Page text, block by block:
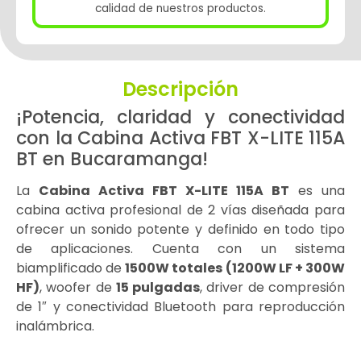
calidad de nuestros productos.
Descripción
¡Potencia, claridad y conectividad
con la Cabina Activa FBT X-LITE 115A
BT en Bucaramanga!
La Cabina Activa FBT X-LITE 115A BT es una
cabina activa profesional de 2 vías diseñada para
ofrecer un sonido potente y definido en todo tipo
de aplicaciones. Cuenta con un sistema
biamplificado de1500W totales (1200W LF + 300W
HF), woofer de 15 pulgadas, driver de compresión
de 1″ y conectividad Bluetooth para reproducción
inalámbrica.